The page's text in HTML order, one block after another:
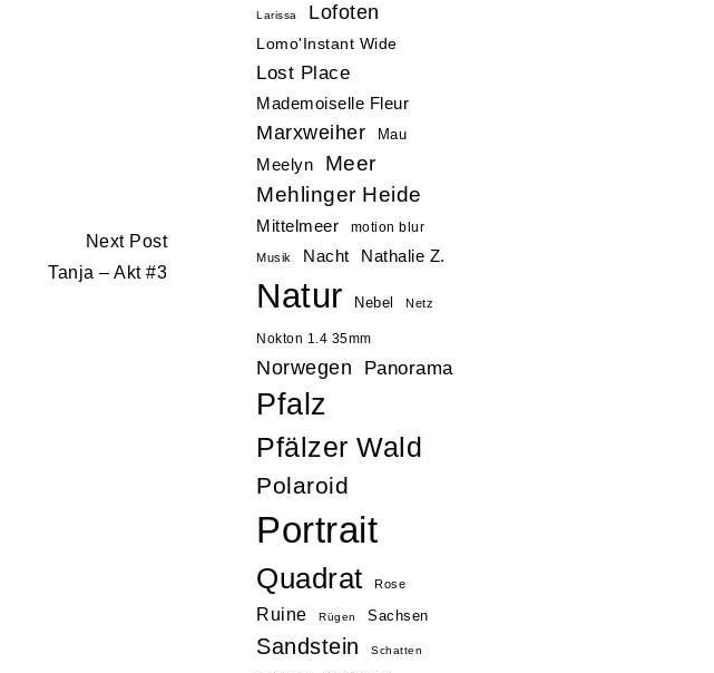
Next Post
Tanja – Akt #3
Larissa Lofoten
Lomo'Instant Wide
Lost Place
Mademoiselle Fleur
Marxweiher Mau
Meelyn
Meer
Mehlinger Heide
Mittelmeer motion blur
Musik Nacht Nathalie Z.
Natur Nebel Netz
Nokton 1.4 35mm
Norwegen Panorama
Pfalz
Pfälzer Wald
Polaroid
Portrait
Quadrat Rose
Ruine Rügen Sachsen
Sandstein Schatten